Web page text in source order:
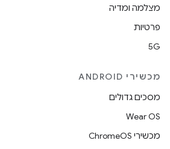
מצלמה ומדיה
פרטיות
5G
מכשירי ANDROID
מסכים גדולים
Wear OS
מכשירי ChromeOS